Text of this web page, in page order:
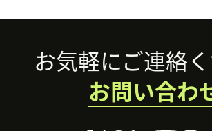
Footerお気軽にご連絡
お問い合わ